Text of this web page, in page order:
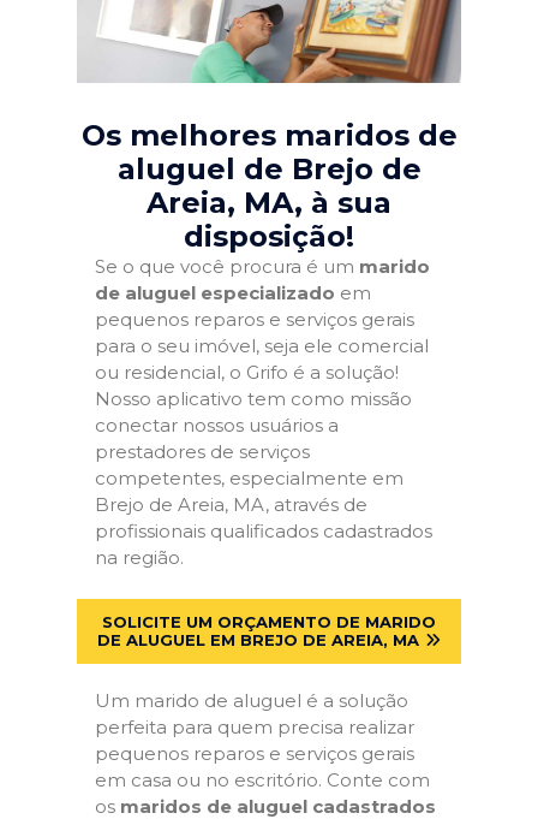
Os melhores maridos de
aluguel de Brejo de
Areia, MA, à sua
disposição!
Se o que você procura é um marido
de aluguel especializado em
pequenos reparos e serviços gerais
para o seu imóvel, seja ele comercial
ou residencial, o Grifo é a solução!
Nosso aplicativo tem como missão
conectar nossos usuários a
prestadores de serviços
competentes, especialmente em
Brejo de Areia, MA, através de
profissionais qualificados cadastrados
na região.
SOLICITE UM ORÇAMENTO DE MARIDO
DE ALUGUEL EM BREJO DE AREIA, MA
Um marido de aluguel é a solução
perfeita para quem precisa realizar
pequenos reparos e serviços gerais
em casa ou no escritório. Conte com
os maridos de aluguel cadastrados